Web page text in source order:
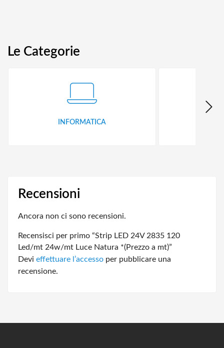
Le Categorie
INFORMATICA
Recensioni
Ancora non ci sono recensioni.
Recensisci per primo “Strip LED 24V 2835 120
Led/mt 24w/mt Luce Natura *(Prezzo a mt)”
Devi effettuare l’accesso per pubblicare una
recensione.